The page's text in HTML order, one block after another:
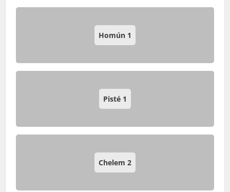
Homún 1
Pisté 1
Chelem 2